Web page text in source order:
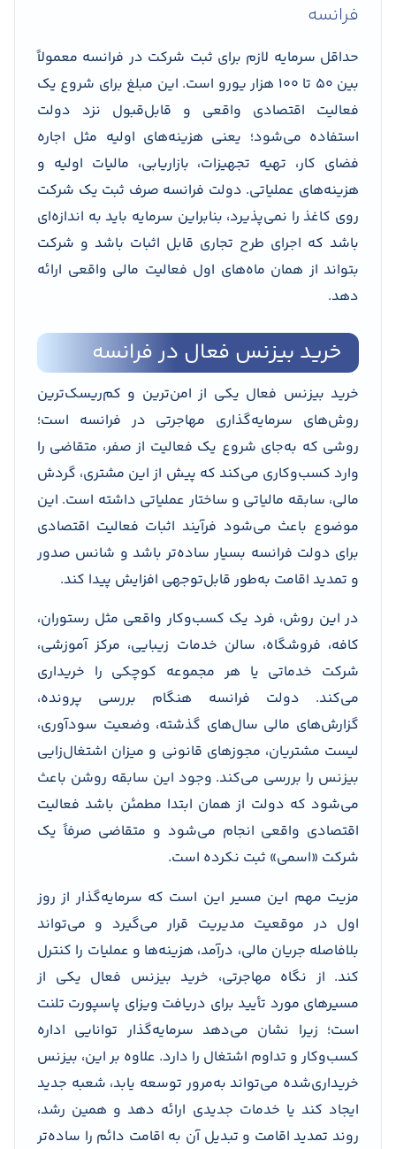
فرانسه
حداقل سرمایه لازم برای ثبت شرکت در فرانسه معمولاً
بین ۵۰ تا ۱۰۰ هزار یورو است. این مبلغ برای شروع یک
فعالیت اقتصادی واقعی و قابل‌قبول نزد دولت
استفاده می‌شود؛ یعنی هزینه‌های اولیه مثل اجاره
فضای کار، تهیه تجهیزات، بازاریابی، مالیات اولیه و
هزینه‌های عملیاتی. دولت فرانسه صرف ثبت یک شرکت
روی کاغذ را نمی‌پذیرد، بنابراین سرمایه باید به اندازه‌ای
باشد که اجرای طرح تجاری قابل اثبات باشد و شرکت
بتواند از همان ماه‌های اول فعالیت مالی واقعی ارائه
دهد.
خرید بیزنس فعال در فرانسه
خرید بیزنس فعال یکی از امن‌ترین و کم‌ریسک‌ترین
روش‌های سرمایه‌گذاری مهاجرتی در فرانسه است؛
روشی که به‌جای شروع یک فعالیت از صفر، متقاضی را
وارد کسب‌وکاری می‌کند که پیش از این مشتری، گردش
مالی، سابقه مالیاتی و ساختار عملیاتی داشته است. این
موضوع باعث می‌شود فرآیند اثبات فعالیت اقتصادی
برای دولت فرانسه بسیار ساده‌تر باشد و شانس صدور
و تمدید اقامت به‌طور قابل‌توجهی افزایش پیدا کند.
در این روش، فرد یک کسب‌وکار واقعی مثل رستوران،
کافه، فروشگاه، سالن خدمات زیبایی، مرکز آموزشی،
شرکت خدماتی یا هر مجموعه کوچکی را خریداری
می‌کند. دولت فرانسه هنگام بررسی پرونده،
گزارش‌های مالی سال‌های گذشته، وضعیت سودآوری،
لیست مشتریان، مجوزهای قانونی و میزان اشتغال‌زایی
بیزنس را بررسی می‌کند. وجود این سابقه روشن باعث
می‌شود که دولت از همان ابتدا مطمئن باشد فعالیت
اقتصادی واقعی انجام می‌شود و متقاضی صرفاً یک
شرکت «اسمی» ثبت نکرده است.
مزیت مهم این مسیر این است که سرمایه‌گذار از روز
اول در موقعیت مدیریت قرار می‌گیرد و می‌تواند
بلافاصله جریان مالی، درآمد، هزینه‌ها و عملیات را کنترل
کند. از نگاه مهاجرتی، خرید بیزنس فعال یکی از
مسیرهای مورد تأیید برای دریافت ویزای پاسپورت تلنت
است؛ زیرا نشان می‌دهد سرمایه‌گذار توانایی اداره
کسب‌وکار و تداوم اشتغال را دارد. علاوه بر این، بیزنس
خریداری‌شده می‌تواند به‌مرور توسعه یابد، شعبه جدید
ایجاد کند یا خدمات جدیدی ارائه دهد و همین رشد،
روند تمدید اقامت و تبدیل آن به اقامت دائم را ساده‌تر